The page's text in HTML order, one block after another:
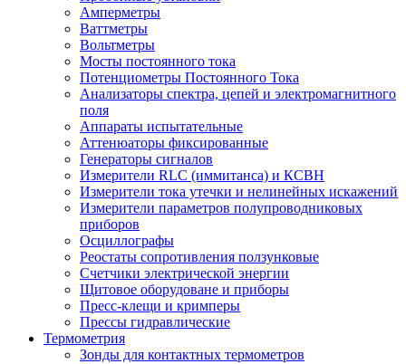
Амперметры
Ваттметры
Вольтметры
Мосты постоянного тока
Потенциометры Постоянного Тока
Анализаторы спектра, цепей и электромагнитного
поля
Аппараты испытательные
Аттенюаторы фиксированные
Генераторы сигналов
Измерители RLC (иммитанса) и КСВН
Измерители тока утечки и нелинейных искажений
Измерители параметров полупроводниковых
приборов
Осциллографы
Реостаты сопротивления ползунковые
Счетчики электрической энергии
Щитовое оборудоване и приборы
Пресс-клещи и кримперы
Прессы гидравлические
Термометрия
Зонды для контактных термометров